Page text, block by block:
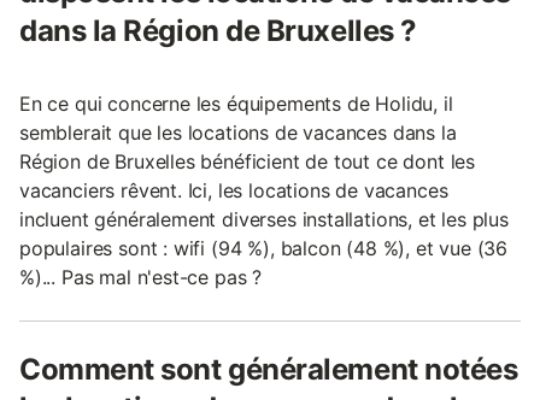
dans la Région de Bruxelles ?
En ce qui concerne les équipements de Holidu, il
semblerait que les locations de vacances dans la
Région de Bruxelles bénéficient de tout ce dont les
vacanciers rêvent. Ici, les locations de vacances
incluent généralement diverses installations, et les plus
populaires sont : wifi (94 %), balcon (48 %), et vue (36
%)... Pas mal n'est-ce pas ?
Comment sont généralement notées